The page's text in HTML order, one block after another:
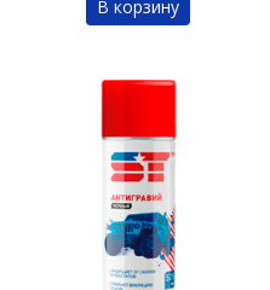
В корзину